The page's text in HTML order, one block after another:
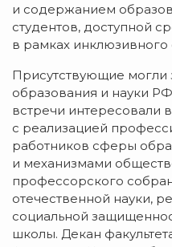
и содержанием
студентов, доступной
в рамках инклюзивного
Присутствующие могли
образования и науки
встречи интересовали
с реализацией
работников сферы
и механизмами
профессорского
отечественной науки,
социальной
школы. Декан